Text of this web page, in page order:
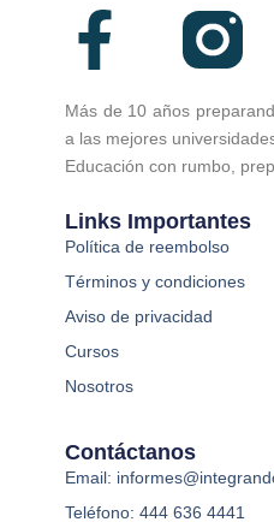
Más de 10 años
a las mejores
Educación con rumbo,
F
a
c
e
b
o
o
k
Links Importantes
Política de reembolso
Términos y condiciones
Aviso de privacidad
Cursos
Nosotros
Contáctanos
Email:
Teléfono: 444 636 4441